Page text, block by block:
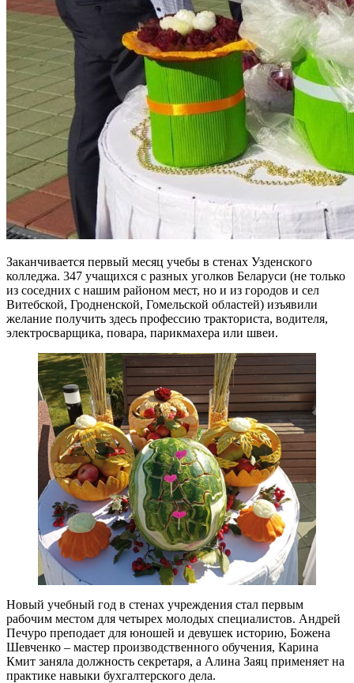
Заканчивается первый месяц учебы в стенах Узденского
колледжа. 347 учащихся с разных уголков Беларуси (не только
из соседних с нашим районом мест, но и из городов и сел
Витебской, Гродненской, Гомельской областей) изъявили
желание получить здесь профессию тракториста, водителя,
электросварщика, повара, парикмахера или швеи.
Новый учебный год в стенах учреждения стал первым
рабочим местом для четырех молодых специалистов. Андрей
Печуро преподает для юношей и девушек историю, Божена
Шевченко – мастер производственного обучения, Карина
Кмит заняла должность секретаря, а Алина Заяц применяет на
практике навыки бухгалтерского дела.